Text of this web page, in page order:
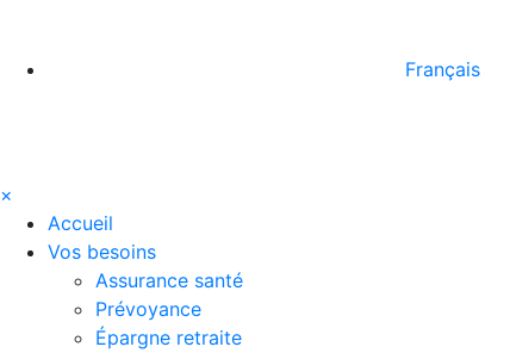
Français
×
Accueil
Vos besoins
Assurance santé
Prévoyance
Épargne retraite